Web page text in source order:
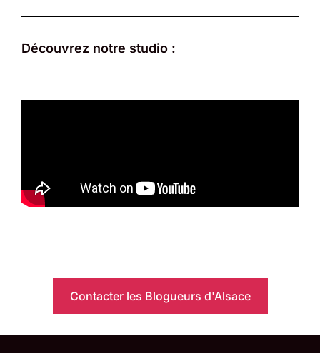
Découvrez notre studio :
Contacter les Blogueurs d'Alsace